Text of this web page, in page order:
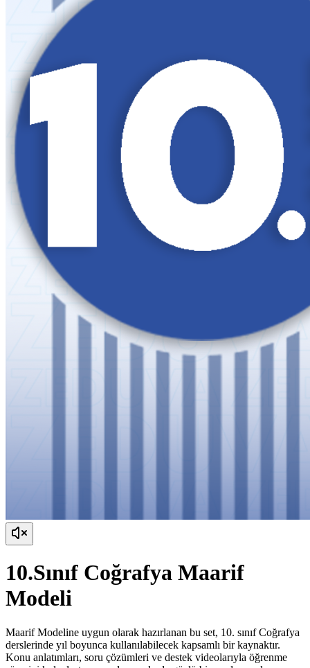
10.Sınıf Coğrafya Maarif
Modeli
Maarif Modeline uygun olarak hazırlanan bu set, 10. sınıf Coğrafya
derslerinde yıl boyunca kullanılabilecek kapsamlı bir kaynaktır.
Konu anlatımları, soru çözümleri ve destek videolarıyla öğrenme